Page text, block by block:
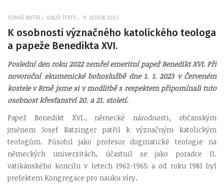
TOMÁŠ BUTTA DALŠÍ TEXTY 9. LEDEN 2023
K osobnosti význačného katolického teologa
a papeže Benedikta XVI.
Poslední den roku 2022 zemřel emeritní papež Benedikt XVI. Při
novoroční ekumenické bohoslužbě dne 1. 1. 2023 v Červeném
kostele v Brně jsme si v modlitbě s respektem připomínali tuto
osobnost křesťanství 20. a 21. století.
Papež Benedikt XVI., německé národnosti, občanským
jménem Josef Ratzinger patřil k význačným katolickým
teologům. Působil jako profesor dogmatické teologie na
německých univerzitách, účastnil se jako poradce II.
vatikánského koncilu v letech 1962-1965 a od roku 1981 byl
prefektem Kongregace pro nauku víry.